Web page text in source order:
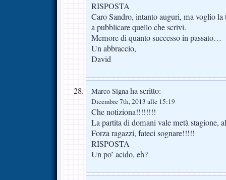
RISPOSTA
Caro Sandro, intanto auguri, ma voglio la
a pubblicare quello che scrivi.
Memore di quanto successo in passato…
Un abbraccio,
David
Marco Signaha scritto:
Dicembre 7th, 2013 alle 15:19
Che notiziona!!!!!!!!
La partita di domani vale metà stagione,
Forza ragazzi, fateci sognare!!!!!
RISPOSTA
Un po’ acido, eh?